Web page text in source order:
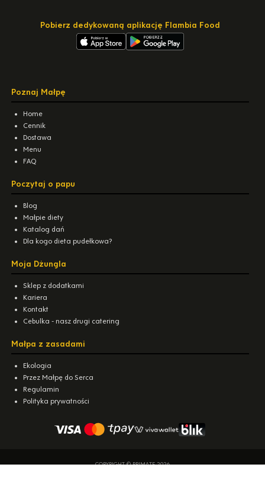
Pobierz dedykowaną aplikację Flambia Food
Poznaj Małpę
Home
Cennik
Dostawa
Menu
FAQ
Poczytaj o papu
Blog
Małpie diety
Katalog dań
Dla kogo dieta pudełkowa?
Moja Dżungla
Sklep z dodatkami
Kariera
Kontakt
Cebulka - nasz drugi catering
Małpa z zasadami
Ekologia
Przez Małpę do Serca
Regulamin
Polityka prywatności
COPYRIGHT © PRIMATE 2026